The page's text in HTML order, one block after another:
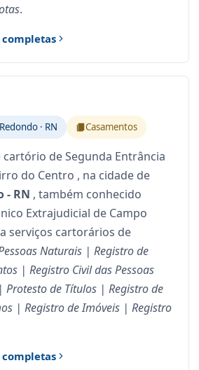
.
· RN Casamentos
cartório de Segunda Entrância
do Centro , na cidade de
- RN , também conhecido
Extrajudicial de Campo
serviços cartorários de
Naturais | Registro de
| Registro Civil das Pessoas
de Títulos | Registro de
| Registro de Imóveis | Registro